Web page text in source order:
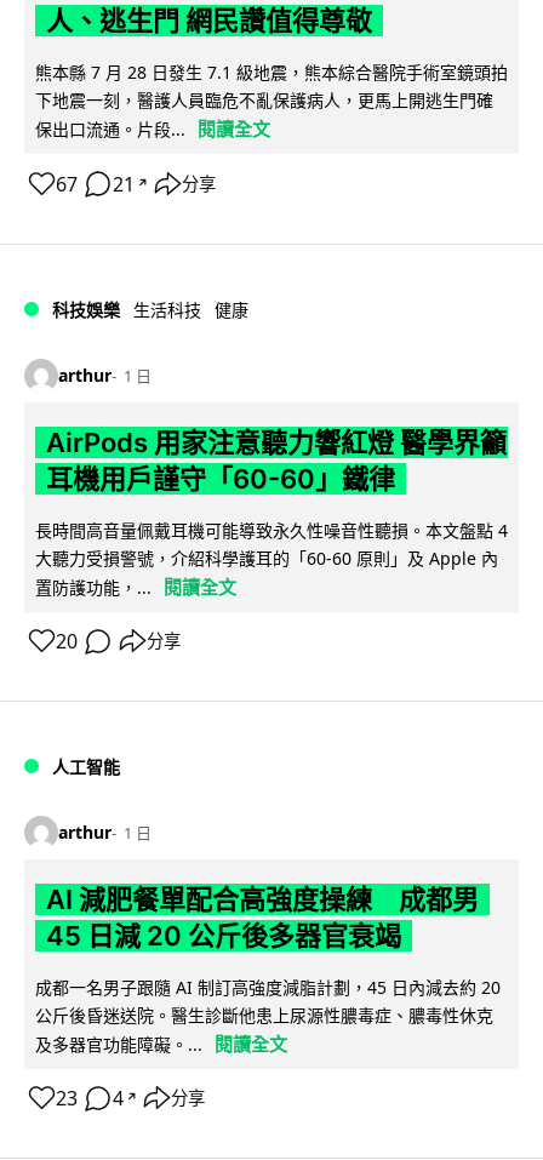
人、逃生門 網民讚值得尊敬
熊本縣 7 月 28 日發生 7.1 級地震，熊本綜合醫院手術室鏡頭拍
下地震一刻，醫護人員臨危不亂保護病人，更馬上開逃生門確
保出口流通。片段...
閱讀全文
67 21 ↗ 分享
科技娛樂 生活科技 健康
arthur 1 日
AirPods 用家注意聽力響紅燈 醫學界籲
耳機用戶謹守「60-60」鐵律
長時間高音量佩戴耳機可能導致永久性噪音性聽損。本文盤點 4
大聽力受損警號，介紹科學護耳的「60-60 原則」及 Apple 內
置防護功能，...
閱讀全文
20 分享
人工智能
arthur 1 日
AI 減肥餐單配合高強度操練 成都男
45 日減 20 公斤後多器官衰竭
成都一名男子跟隨 AI 制訂高強度減脂計劃，45 日內減去約 20
公斤後昏迷送院。醫生診斷他患上尿源性膿毒症、膿毒性休克
及多器官功能障礙。...
閱讀全文
23 4 ↗ 分享